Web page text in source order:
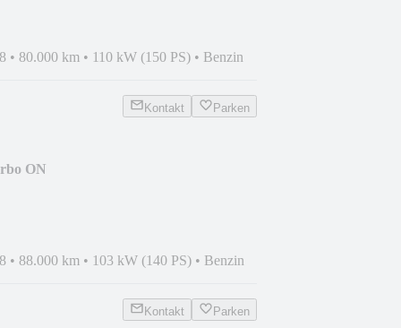
• 80.000 km • 110 kW (150 PS) • Benzin
Kontakt Parken
ON
• 88.000 km • 103 kW (140 PS) • Benzin
Kontakt Parken